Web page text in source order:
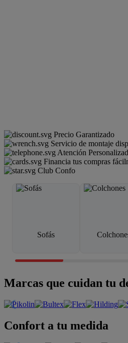
Precio Garantizado
Servicio de montaje
Atención
Financia tus compras
Club Confo
Sofás
Marcas que cuidan tu
Confort a tu medida